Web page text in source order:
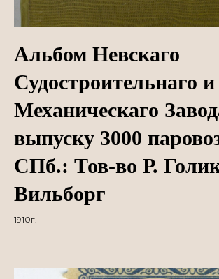
Альбом Невскаго
Судостроительнаго и
Механическаго
выпуску 3000
СПб.: Тов-во Р.
Вильборг
1910г.